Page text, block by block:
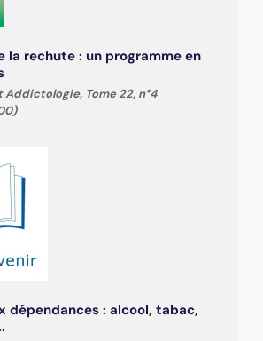
la rechute : un programme en
Tome 22, n°4
dépendances : alcool, tabac,